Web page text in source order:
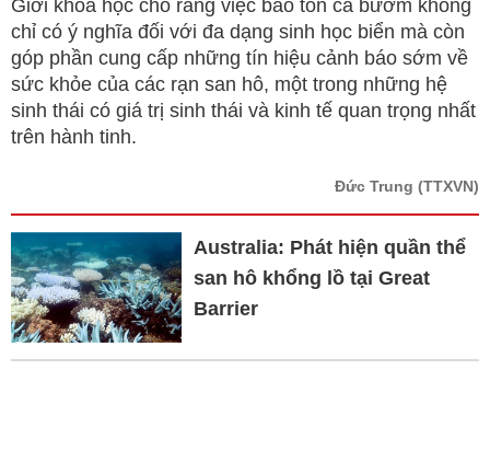
Giới khoa học cho rằng việc bảo tồn cá bướm không
chỉ có ý nghĩa đối với đa dạng sinh học biển mà còn
góp phần cung cấp những tín hiệu cảnh báo sớm về
sức khỏe của các rạn san hô, một trong những hệ
sinh thái có giá trị sinh thái và kinh tế quan trọng nhất
trên hành tinh.
Đức Trung (TTXVN)
Australia: Phát hiện quần thể
san hô khổng lồ tại Great
Barrier